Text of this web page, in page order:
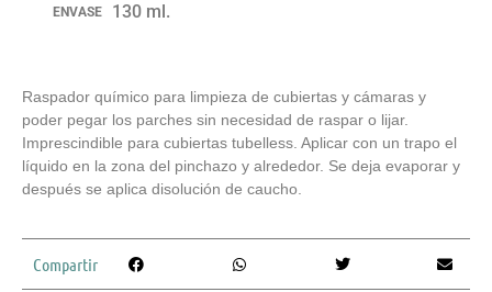
Raspador químico para limpieza de cubiertas y cámaras y
poder pegar los parches sin necesidad de raspar o lijar.
Imprescindible para cubiertas tubelless. Aplicar con un trapo el
líquido en la zona del pinchazo y alrededor. Se deja evaporar y
después se aplica disolución de caucho.
Compartir
ENVASE 130 ml.